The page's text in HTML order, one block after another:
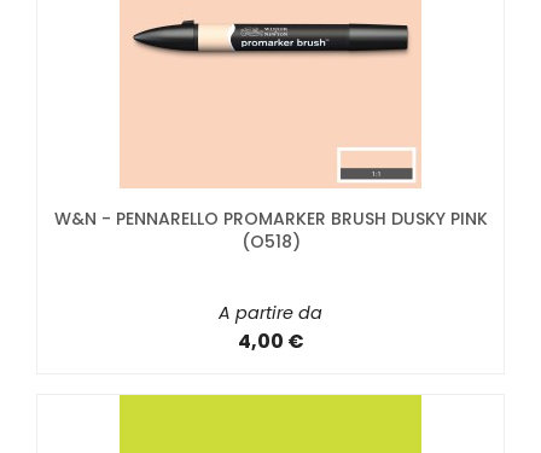
W&N - PENNARELLO PROMARKER BRUSH DUSKY PINK
(O518)
A partire da
4,00 €